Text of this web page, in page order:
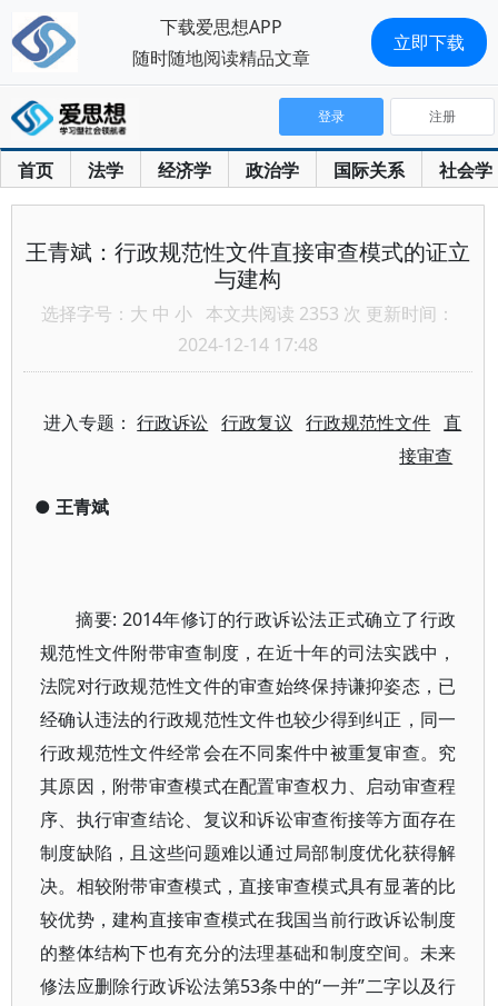
首页 法学 经济学 政治学 国际关系 社会学
登录 注册
王青斌：行政规范性文件直接审查模式的证立
与建构
选择字号： 大 中 小 本文共阅读 2353 次 更新时间：
2024-12-14 17:48
进入专题：行政诉讼 行政复议 行政规范性文件 直
接审查
● 王青斌
摘要: 2014年修订的行政诉讼法正式确立了行政
规范性文件附带审查制度，在近十年的司法实践中，
法院对行政规范性文件的审查始终保持谦抑姿态，已
经确认违法的行政规范性文件也较少得到纠正，同一
行政规范性文件经常会在不同案件中被重复审查。究
其原因，附带审查模式在配置审查权力、启动审查程
序、执行审查结论、复议和诉讼审查衔接等方面存在
制度缺陷，且这些问题难以通过局部制度优化获得解
决。相较附带审查模式，直接审查模式具有显著的比
较优势，建构直接审查模式在我国当前行政诉讼制度
的整体结构下也有充分的法理基础和制度空间。未来
修法应删除行政诉讼法第53条中的“一并”二字以及行
下载爱思想APP
随时随地阅读精品文章
立即下载